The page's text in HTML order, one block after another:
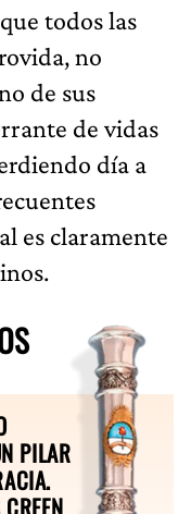
todos las
no
de sus
de vidas
día a
es claramente
PILAR